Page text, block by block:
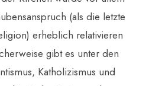
(als die letzte
erheblich relativieren
gibt es unter den
Katholizismus und